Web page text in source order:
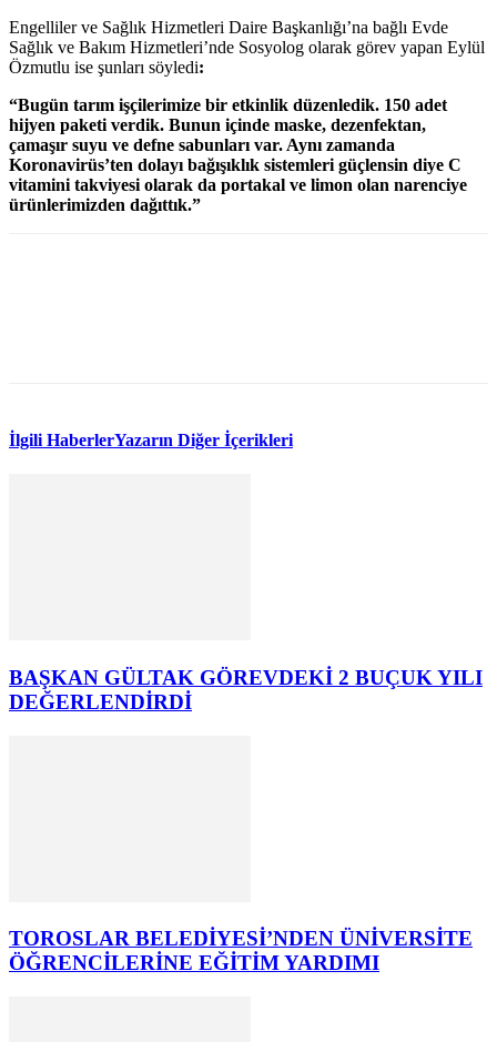
Engelliler ve Sağlık Hizmetleri Daire Başkanlığı’na bağlı Evde
Sağlık ve Bakım Hizmetleri’nde Sosyolog olarak görev yapan Eylül
Özmutlu ise şunları söyledi:
“Bugün tarım işçilerimize bir etkinlik düzenledik. 150 adet
hijyen paketi verdik. Bunun içinde maske, dezenfektan,
çamaşır suyu ve defne sabunları var. Aynı zamanda
Koronavirüs’ten dolayı bağışıklık sistemleri güçlensin diye C
vitamini takviyesi olarak da portakal ve limon olan narenciye
ürünlerimizden dağıttık.”
İlgili HaberlerYazarın Diğer İçerikleri
BAŞKAN GÜLTAK GÖREVDEKİ 2 BUÇUK YILI
DEĞERLENDİRDİ
TOROSLAR BELEDİYESİ’NDEN ÜNİVERSİTE
ÖĞRENCİLERİNE EĞİTİM YARDIMI